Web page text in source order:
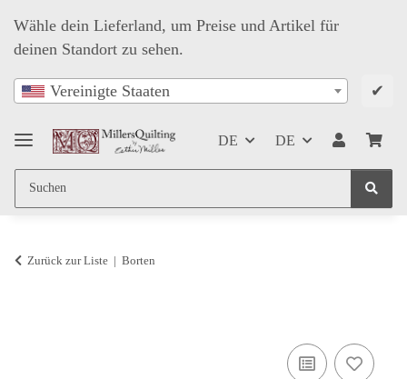
Wähle dein Lieferland, um Preise und Artikel für
deinen Standort zu sehen.
Vereinigte Staaten ✔
DE DE
Zurück zur Liste Borten